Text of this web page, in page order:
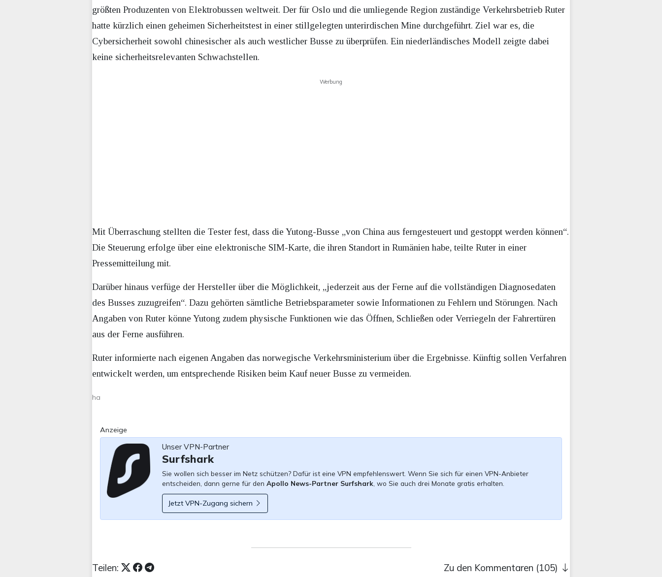
größten Produzenten von Elektrobussen weltweit. Der für Oslo und die umliegende Region zuständige Verkehrsbetrieb Ruter
hatte kürzlich einen geheimen Sicherheitstest in einer stillgelegten unterirdischen Mine durchgeführt. Ziel war es, die
Cybersicherheit sowohl chinesischer als auch westlicher Busse zu überprüfen. Ein niederländisches Modell zeigte dabei
keine sicherheitsrelevanten Schwachstellen.
Werbung
Mit Überraschung stellten die Tester fest, dass die Yutong-Busse „von China aus ferngesteuert und gestoppt werden können“.
Die Steuerung erfolge über eine elektronische SIM-Karte, die ihren Standort in Rumänien habe, teilte Ruter in einer
Pressemitteilung mit.
Darüber hinaus verfüge der Hersteller über die Möglichkeit, „jederzeit aus der Ferne auf die vollständigen Diagnosedaten
des Busses zuzugreifen“. Dazu gehörten sämtliche Betriebsparameter sowie Informationen zu Fehlern und Störungen. Nach
Angaben von Ruter könne Yutong zudem physische Funktionen wie das Öffnen, Schließen oder Verriegeln der Fahrertüren
aus der Ferne ausführen.
Ruter informierte nach eigenen Angaben das norwegische Verkehrsministerium über die Ergebnisse. Künftig sollen Verfahren
entwickelt werden, um entsprechende Risiken beim Kauf neuer Busse zu vermeiden.
ha
Anzeige
Unser VPN-Partner
Surfshark
Sie wollen sich besser im Netz schützen? Dafür ist eine VPN empfehlenswert. Wenn Sie sich für einen VPN-Anbieter
entscheiden, dann gerne für den Apollo News-Partner Surfshark, wo Sie auch drei Monate gratis erhalten.
Jetzt VPN-Zugang sichern
Teilen: Zu den Kommentaren (105)